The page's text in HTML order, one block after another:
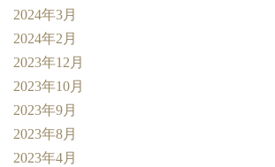
2024年3月
2024年2月
2023年12月
2023年10月
2023年9月
2023年8月
2023年4月